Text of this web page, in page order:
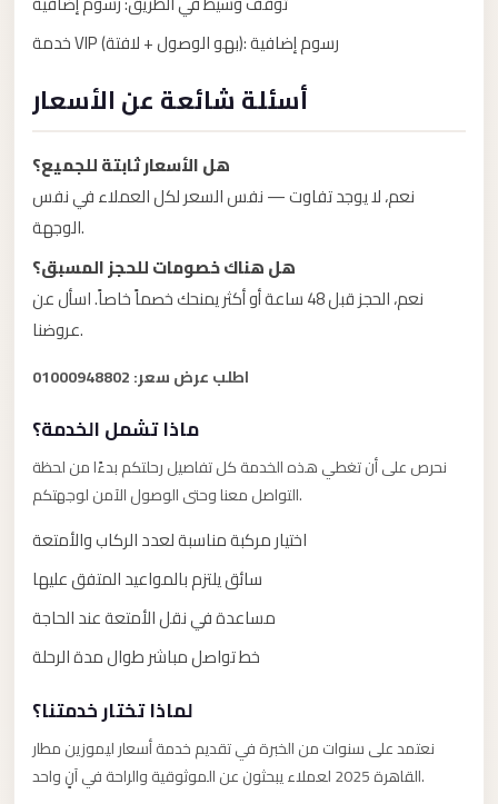
خدمة VIP (بهو الوصول + لافتة): رسوم إضافية
أسئلة شائعة عن الأسعار
هل الأسعار ثابتة للجميع؟
نعم، لا يوجد تفاوت — نفس السعر لكل العملاء في نفس
الوجهة.
هل هناك خصومات للحجز المسبق؟
نعم، الحجز قبل 48 ساعة أو أكثر يمنحك خصماً خاصاً. اسأل عن
عروضنا.
اطلب عرض سعر: 01000948802
ماذا تشمل الخدمة؟
نحرص على أن تغطي هذه الخدمة كل تفاصيل رحلتكم بدءًا من لحظة
التواصل معنا وحتى الوصول الآمن لوجهتكم.
اختيار مركبة مناسبة لعدد الركاب والأمتعة
سائق يلتزم بالمواعيد المتفق عليها
مساعدة في نقل الأمتعة عند الحاجة
خط تواصل مباشر طوال مدة الرحلة
لماذا تختار خدمتنا؟
نعتمد على سنوات من الخبرة في تقديم خدمة أسعار ليموزين مطار
القاهرة 2025 لعملاء يبحثون عن الموثوقية والراحة في آنٍ واحد.
Suez
Sphinx
Taxi
Sphinx
Airport
Limousine
Service
Sphinx
Airport
shuttle
cairo
airport
Sheikh
Zayed
Taxi
Sharm